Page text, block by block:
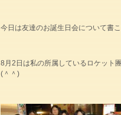
今日は友達のお誕生日会について書
8月2日は私の所属しているロケット
(＾＾)